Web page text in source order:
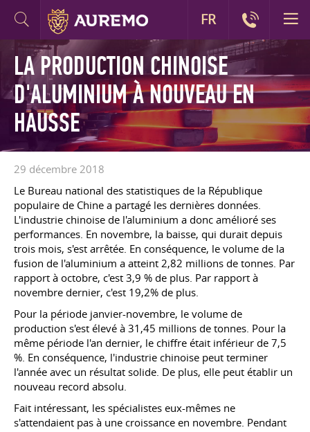
LA PRODUCTION CHINOISE
D'ALUMINIUM À NOUVEAU EN
HAUSSE
29 décembre 2018
Le Bureau national des statistiques de la République
populaire de Chine a partagé les dernières données.
L'industrie chinoise de l'aluminium a donc amélioré ses
performances. En novembre, la baisse, qui durait depuis
trois mois, s'est arrêtée. En conséquence, le volume de la
fusion de l'aluminium a atteint 2,82 millions de tonnes. Par
rapport à octobre, c'est 3,9 % de plus. Par rapport à
novembre dernier, c'est 19,2% de plus.
Pour la période janvier-novembre, le volume de
production s'est élevé à 31,45 millions de tonnes. Pour la
même période l'an dernier, le chiffre était inférieur de 7,5
%. En conséquence, l'industrie chinoise peut terminer
l'année avec un résultat solide. De plus, elle peut établir un
nouveau record absolu.
Fait intéressant, les spécialistes eux-mêmes ne
s'attendaient pas à une croissance en novembre. Pendant
FR